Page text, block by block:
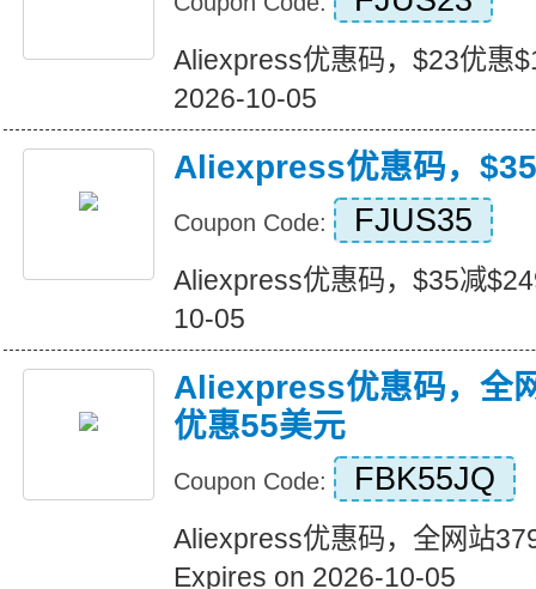
Aliexpress优惠码，$23优惠
2026-10-05
Aliexpress优惠码，
Coupon Code: FJUS35
Aliexpress优惠码，$35减
10-05
Aliexpress优惠码，全
优惠55美元
Coupon Code: FBK55JQ
Aliexpress优惠码，全网站
Expires on 2026-10-05